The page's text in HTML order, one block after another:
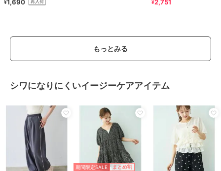
¥1,690
¥2,751
もっとみる
シワになりにくいイージーケアアイテム
期間限定SALE まとめ割